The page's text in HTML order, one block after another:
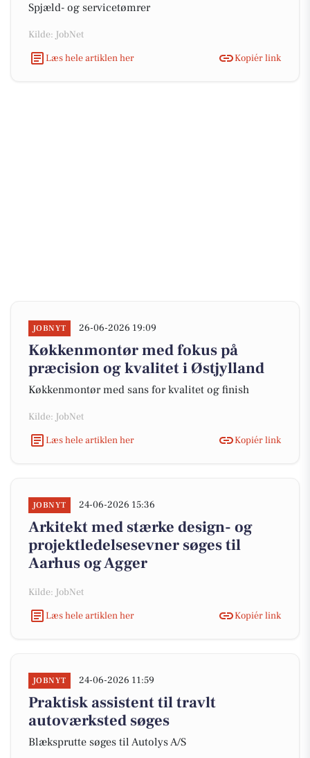
Spjæld- og servicetømrer
Kilde: JobNet
Læs hele artiklen her
Kopiér link
JOBNYT 26-06-2026 19:09
Køkkenmontør med fokus på
præcision og kvalitet i Østjylland
Køkkenmontør med sans for kvalitet og finish
Kilde: JobNet
Læs hele artiklen her
Kopiér link
JOBNYT 24-06-2026 15:36
Arkitekt med stærke design- og
projektledelsesevner søges til
Aarhus og Agger
Kilde: JobNet
Læs hele artiklen her
Kopiér link
JOBNYT 24-06-2026 11:59
Praktisk assistent til travlt
autoværksted søges
Blæksprutte søges til Autolys A/S